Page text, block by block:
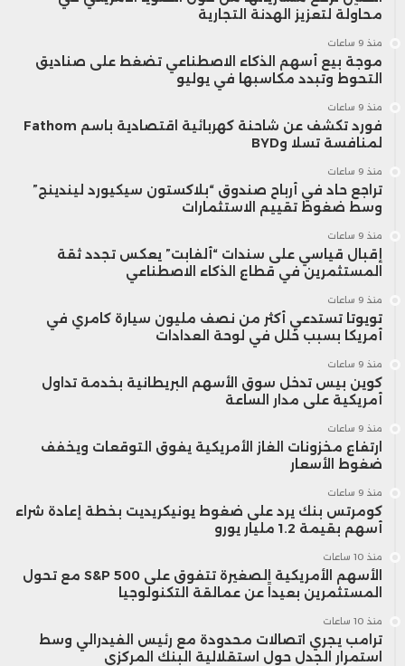
محاولة لتعزيز الهدنة التجارية
منذ 9 ساعات
موجة بيع أسهم الذكاء الاصطناعي تضغط على صناديق
التحوط وتبدد مكاسبها في يوليو
منذ 9 ساعات
فورد تكشف عن شاحنة كهربائية اقتصادية باسم Fathom
لمنافسة تسلا وBYD
منذ 9 ساعات
تراجع حاد في أرباح صندوق “بلاكستون سيكيورد ليندينج”
وسط ضغوط تقييم الاستثمارات
منذ 9 ساعات
إقبال قياسي على سندات “ألفابت” يعكس تجدد ثقة
المستثمرين في قطاع الذكاء الاصطناعي
منذ 9 ساعات
تويوتا تستدعي أكثر من نصف مليون سيارة كامري في
أمريكا بسبب خلل في لوحة العدادات
منذ 9 ساعات
كوين بيس تدخل سوق الأسهم البريطانية بخدمة تداول
أمريكية على مدار الساعة
منذ 9 ساعات
ارتفاع مخزونات الغاز الأمريكية يفوق التوقعات ويخفف
ضغوط الأسعار
منذ 9 ساعات
كومرتس بنك يرد على ضغوط يونيكريديت بخطة إعادة شراء
أسهم بقيمة 1.2 مليار يورو
منذ 10 ساعات
الأسهم الأمريكية الصغيرة تتفوق على S&P 500 مع تحول
المستثمرين بعيداً عن عمالقة التكنولوجيا
منذ 10 ساعات
ترامب يجري اتصالات محدودة مع رئيس الفيدرالي وسط
استمرار الجدل حول استقلالية البنك المركزي